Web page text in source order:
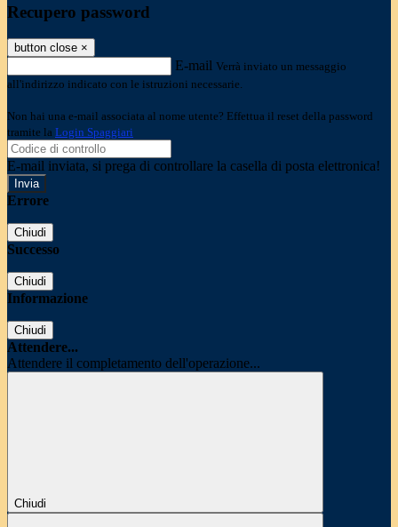
Recupero password
button close ×
E-mail Verrà inviato un messaggio
all'indirizzo indicato con le istruzioni necessarie.
Non hai una e-mail associata al nome utente? Effettua il reset della password
tramite la Login Spaggiari
E-mail inviata, si prega di controllare la casella di posta elettronica!
Errore
Chiudi
Successo
Chiudi
Informazione
Chiudi
Attendere...
Attendere il completamento dell'operazione...
Chiudi